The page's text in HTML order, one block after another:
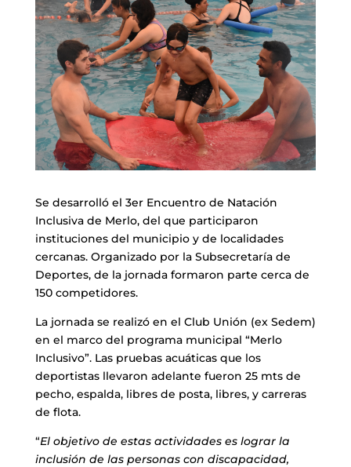
Se desarrolló el 3er Encuentro de Natación
Inclusiva de Merlo, del que participaron
instituciones del municipio y de localidades
cercanas. Organizado por la Subsecretaría de
Deportes, de la jornada formaron parte cerca de
150 competidores.
La jornada se realizó en el Club Unión (ex Sedem)
en el marco del programa municipal “Merlo
Inclusivo”. Las pruebas acuáticas que los
deportistas llevaron adelante fueron 25 mts de
pecho, espalda, libres de posta, libres, y carreras
de flota.
“El objetivo de estas actividades es lograr la
inclusión de las personas con discapacidad,